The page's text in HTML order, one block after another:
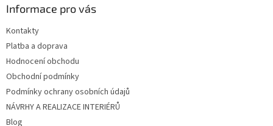
Informace pro vás
Kontakty
Platba a doprava
Hodnocení obchodu
Obchodní podmínky
Podmínky ochrany osobních údajů
NÁVRHY A REALIZACE INTERIÉRŮ
Blog